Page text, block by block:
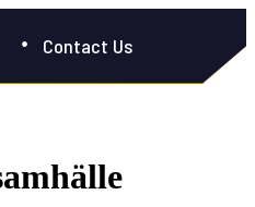
Contact Us